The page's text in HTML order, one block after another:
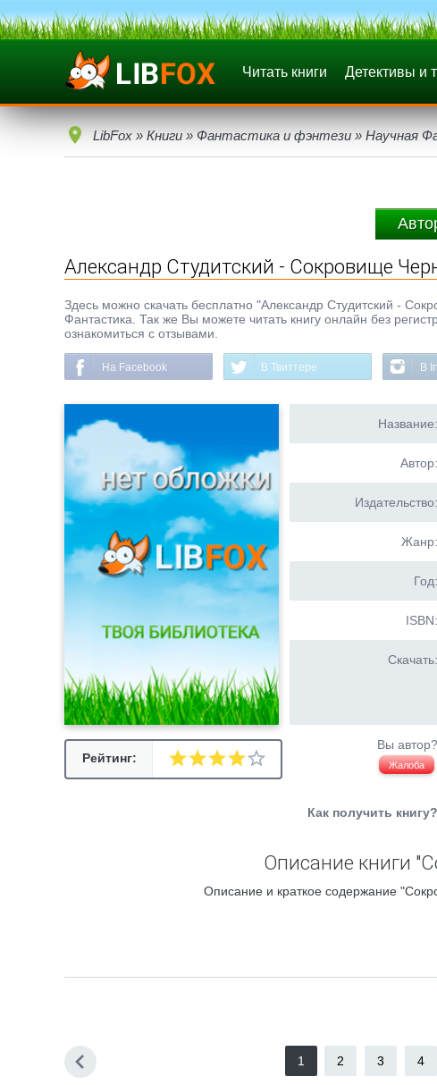
Читать книги Детективы и
LibFox » Книги » Фантастика и фэнтези » Научная
Александр Студитский - Сокровище
Здесь можно скачать бесплатно "Александр Студитский -
Фантастика. Так же Вы можете читать книгу онлайн без
ознакомиться с отзывами.
На Facebook В Твиттере В
Рейтинг:
Название:
Автор:
Издательство:
Жанр:
Год:
ISBN:
Скачать:
Вы автор?
Жалоба
Как получить книгу?
Описание книги
Описание и краткое содержание
1 2 3 4